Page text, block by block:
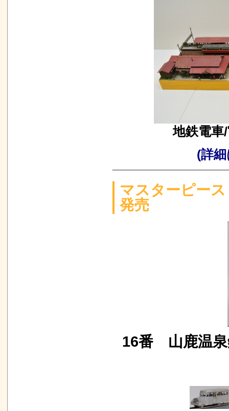
地鉄電車
(詳
マスターピー
発売
16番 山鹿温